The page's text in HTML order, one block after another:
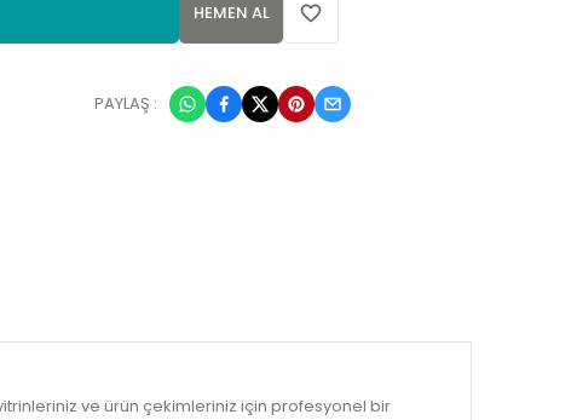
HEMEN AL
PAYLAŞ :
ve ürün çekimleriniz için profesyonel bir